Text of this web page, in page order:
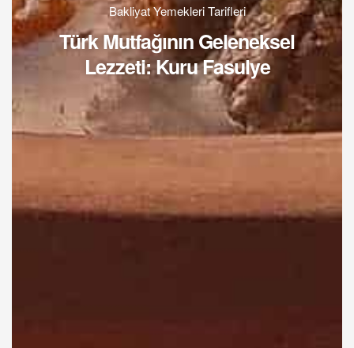
Bakliyat Yemekleri Tarifleri
Türk Mutfağının Geleneksel
Lezzeti: Kuru Fasulye